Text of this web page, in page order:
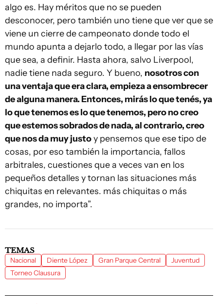
algo es. Hay méritos que no se pueden
desconocer, pero también uno tiene que ver que se
viene un cierre de campeonato donde todo el
mundo apunta a dejarlo todo, a llegar por las vías
que sea, a definir. Hasta ahora, salvo Liverpool,
nadie tiene nada seguro. Y bueno, nosotros con
una ventaja que era clara, empieza a ensombrecer
de alguna manera. Entonces, mirás lo que tenés, ya
lo que tenemos es lo que tenemos, pero no creo
que estemos sobrados de nada, al contrario, creo
que nos da muy justoy pensemos que ese tipo de
cosas, por eso también la importancia, fallos
arbitrales, cuestiones que a veces van en los
pequeños detalles y tornan las situaciones más
chiquitas en relevantes. más chiquitas o más
grandes, no importa”.
TEMAS
Nacional Diente López Gran Parque Central
Juventud
Torneo Clausura